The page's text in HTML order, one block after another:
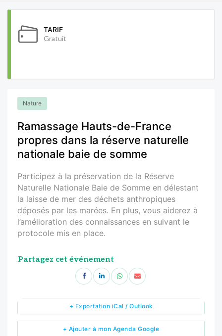
TARIF
Gratuit
Nature
Ramassage Hauts-de-France
propres dans la réserve naturelle
nationale baie de somme
Participez à la préservation de la Réserve
Naturelle Nationale Baie de Somme en délestant
la laisse de mer des déchets anthropiques
déposés par les marées. En plus, vous aiderez à
l’amélioration des connaissances en suivant le
protocole mis en place.
Partagez cet événement
+ Ajouter à mon Agenda Google
+ Exportation iCal / Outlook